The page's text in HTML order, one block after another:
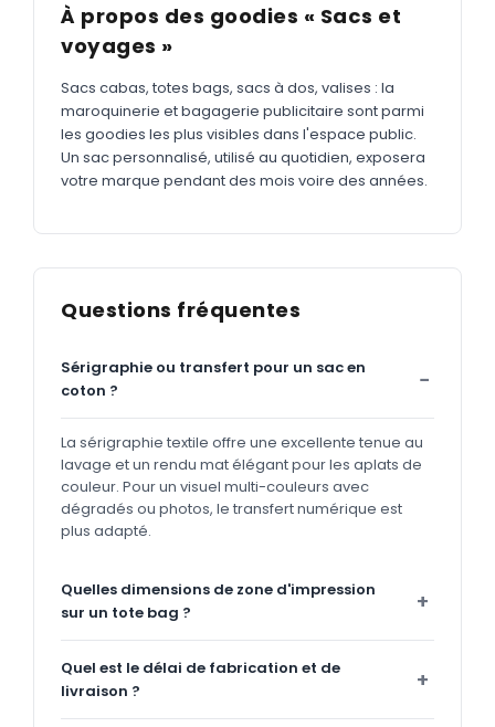
À propos des goodies « Sacs et
voyages »
Sacs cabas, totes bags, sacs à dos, valises : la
maroquinerie et bagagerie publicitaire sont parmi
les goodies les plus visibles dans l'espace public.
Un sac personnalisé, utilisé au quotidien, exposera
votre marque pendant des mois voire des années.
Questions fréquentes
Sérigraphie ou transfert pour un sac en
coton ?
La sérigraphie textile offre une excellente tenue au
lavage et un rendu mat élégant pour les aplats de
couleur. Pour un visuel multi-couleurs avec
dégradés ou photos, le transfert numérique est
plus adapté.
Quelles dimensions de zone d'impression
sur un tote bag ?
Quel est le délai de fabrication et de
livraison ?